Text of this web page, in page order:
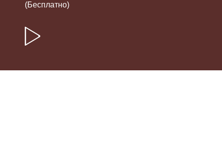
(Бесплатно)